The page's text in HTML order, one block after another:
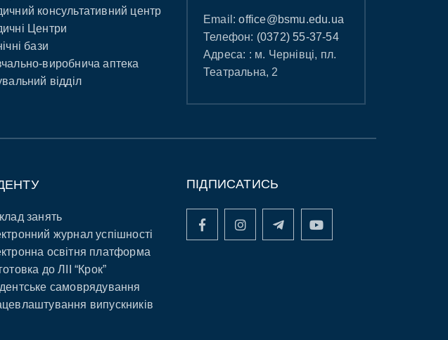
консультативний центр
Центри
бази
виробнича аптека
відділ
Email:office@bsmu.edu.ua
Телефон: (0372) 55-37-54
Адреса: : м. Чернівці, пл.
Театральна, 2
занять
журнал успішності
освітня платформа
до ЛІІ “Крок”
самоврядування
випускників
ПІДПИСАТИСЬ